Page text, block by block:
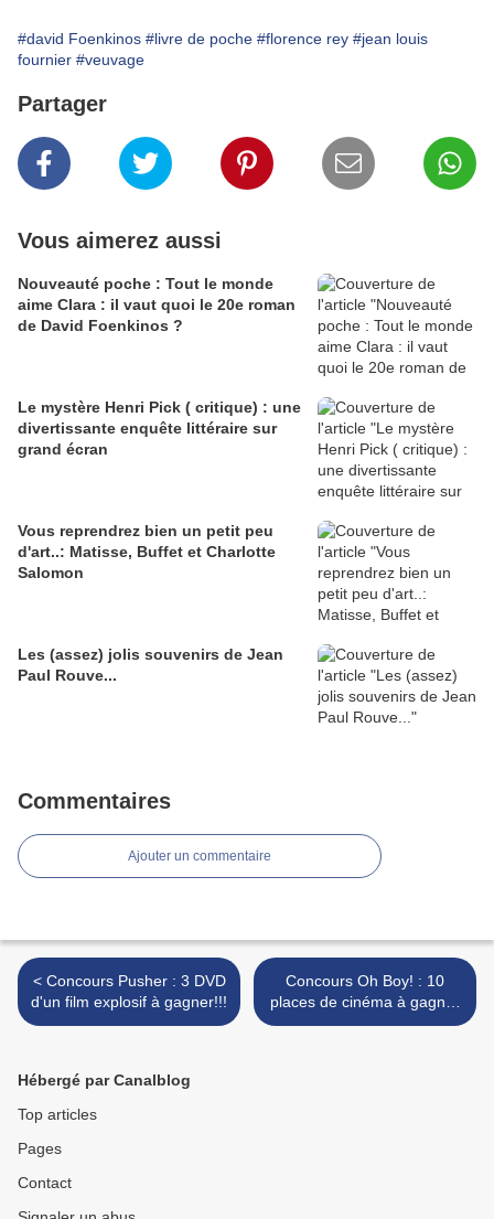
#david Foenkinos #livre de poche #florence rey #jean louis
fournier #veuvage
Partager
Vous aimerez aussi
Nouveauté poche : Tout le monde
aime Clara : il vaut quoi le 20e roman
de David Foenkinos ?
Le mystère Henri Pick ( critique) : une
divertissante enquête littéraire sur
grand écran
Vous reprendrez bien un petit peu
d'art..: Matisse, Buffet et Charlotte
Salomon
Les (assez) jolis souvenirs de Jean
Paul Rouve...
Commentaires
Ajouter un commentaire
< Concours Pusher : 3 DVD
d'un film explosif à gagner!!!
Concours Oh Boy! : 10
places de cinéma à gagner
>
Hébergé par Canalblog
Top articles
Pages
Contact